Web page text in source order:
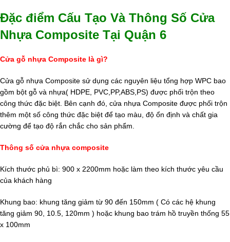
Đặc điểm Cấu Tạo Và Thông Số Cửa
Nhựa Composite Tại Quận 6
Cửa gỗ nhựa Composite là gì?
Cửa gỗ nhựa Composite sử dụng các nguyên liệu tổng hợp WPC bao
gồm bột gỗ và nhựa( HDPE, PVC,PP,ABS,PS) được phối trộn theo
công thức đặc biệt. Bên cạnh đó, cửa nhựa Composite được phối trộn
thêm một số công thức đặc biệt để tạo màu, độ ổn định và chất gia
cường để tạo độ rắn chắc cho sản phẩm.
Thông số cửa nhựa composite
Kích thước phủ bì: 900 x 2200mm hoặc làm theo kích thước yêu cầu
của khách hàng
Khung bao: khung tăng giảm từ 90 đến 150mm ( Có các hệ khung
tăng giảm 90, 10.5, 120mm ) hoặc khung bao trám hồ truyền thống 55
x 100mm